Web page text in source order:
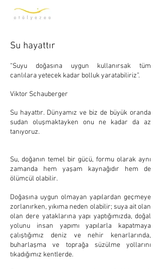
Su hayattır
“Suyu doğasına uygun kullanırsak tüm
canlılara yetecek kadar bolluk yaratabiliriz”.
Viktor Schauberger
Su hayattır. Dünyamız ve biz de büyük oranda
sudan oluşmaktayken onu ne kadar da az
tanıyoruz.
Su, doğanın temel bir gücü, formu olarak aynı
zamanda hem yaşam kaynağıdır hem de
ölümcül olabilir.
Doğasına uygun olmayan yapılardan geçmeye
zorlanırken, yıkıma neden olabilir; suya ait olan
olan dere yataklarına yapı yaptığımızda, doğal
yolunu insan yapımı yapılarla kapatmaya
çalıştığımız deniz ve nehir kenarlarında,
buharlaşma ve toprağa süzülme yollarını
tıkadığımız kentlerde.